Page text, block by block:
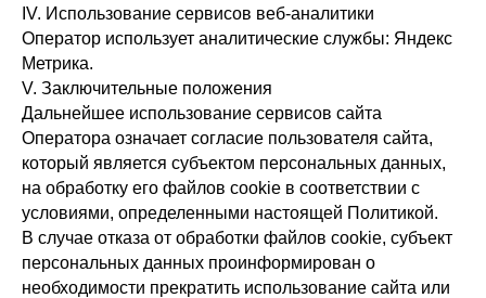
IV. Использование сервисов веб-аналитики
Оператор использует аналитические службы: Яндекс
Метрика.
V. Заключительные положения
Дальнейшее использование сервисов сайта
Оператора означает согласие пользователя сайта,
который является субъектом персональных данных,
на обработку его файлов cookie в соответствии с
условиями, определенными настоящей Политикой.
В случае отказа от обработки файлов cookie, субъект
персональных данных проинформирован о
необходимости прекратить использование сайта или